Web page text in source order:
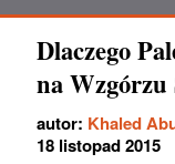
Dlaczego
na
autor: Khaled
18 listopad 2015